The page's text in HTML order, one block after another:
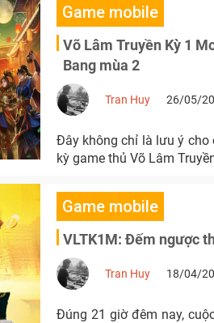
Game mobile
Võ Lâm Truyền Kỳ 1
Bang mùa 2
Tran Huy 26/05/
Đây không chỉ là lưu ý
kỳ game thủ Võ Lâm
Game mobile
VLTK1M: Đếm ngược
Tran Huy 18/04/
Đúng 21 giờ đêm nay,